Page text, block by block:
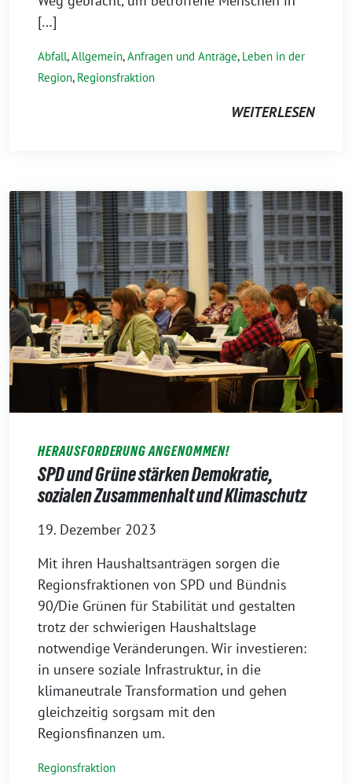
[…]
Abfall,Allgemein,Anfragen und Anträge, Leben in der
Region, Regionsfraktion
WEITERLESEN
HERAUSFORDERUNG ANGENOMMEN!
SPD und Grüne stärken Demokratie,
sozialen Zusammenhalt und Klimaschutz
19. Dezember 2023
Mit ihren Haushaltsanträgen sorgen die
Regionsfraktionen von SPD und Bündnis
90/Die Grünen für Stabilität und gestalten
trotz der schwierigen Haushaltslage
notwendige Veränderungen. Wir investieren:
in unsere soziale Infrastruktur, in die
klimaneutrale Transformation und gehen
gleichzeitig sorgsam mit den
Regionsfinanzen um.
Regionsfraktion